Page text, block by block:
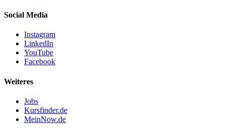
Social Media
Instagram
LinkedIn
YouTube
Facebook
Weiteres
Jobs
Kursfinder.de
MeinNow.de